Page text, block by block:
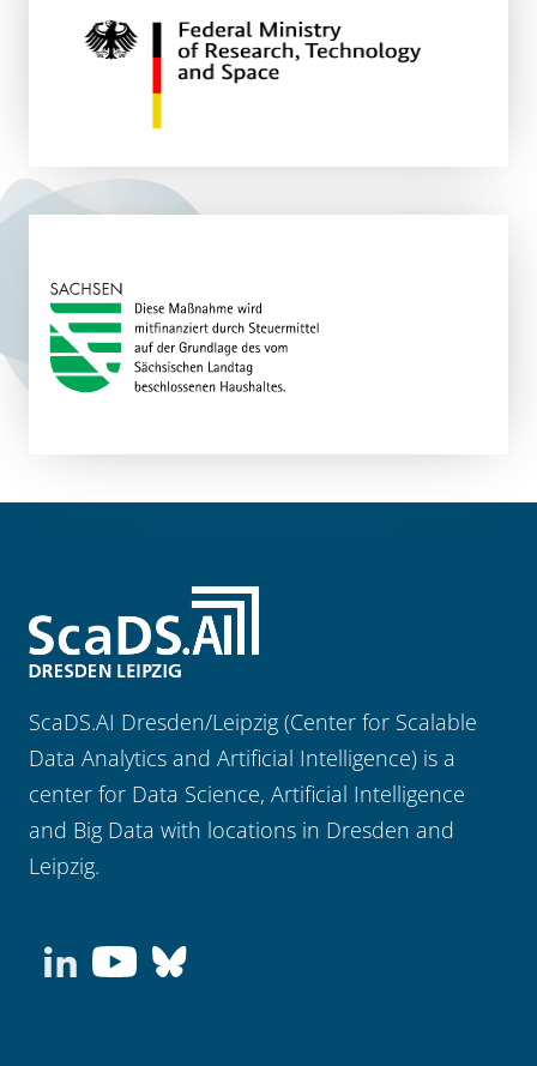
ScaDS.AI Dresden/Leipzig (Center for Scalable
Data Analytics and Artificial Intelligence) is a
center for Data Science, Artificial Intelligence
and Big Data with locations in Dresden and
Leipzig.